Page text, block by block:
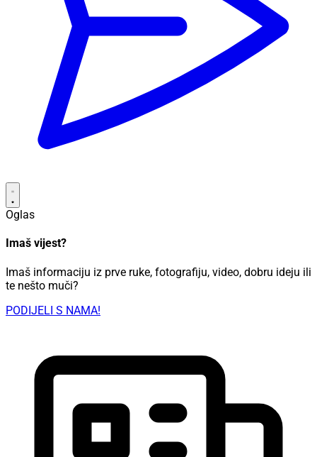
Oglas
Imaš vijest?
Imaš informaciju iz prve ruke, fotografiju, video, dobru ideju ili
te nešto muči?
PODIJELI S NAMA!